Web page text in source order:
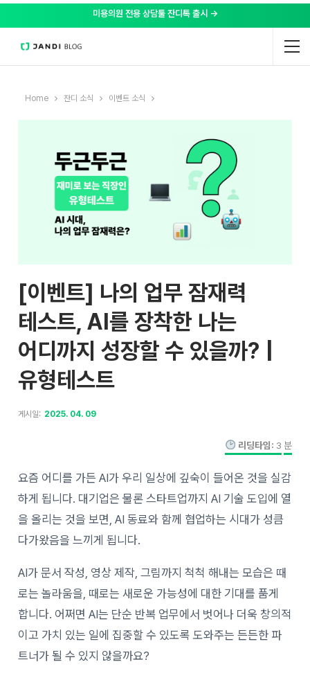
미용의원 전용 상담툴 잔디톡 출시 →
Home 잔디 소식 이벤트 소식
[이벤트] 나의 업무 잠재력
테스트, AI를 장착한 나는
어디까지 성장할 수 있을까? |
유형테스트
게시일: 2025. 04. 09
리딩타임: 3 분
요즘 어디를 가든 AI가 우리 일상에 깊숙이 들어온 것을 실감
하게 됩니다. 대기업은 물론 스타트업까지 AI 기술 도입에 열
을 올리는 것을 보면, AI 동료와 함께 협업하는 시대가 성큼
다가왔음을 느끼게 됩니다.
AI가 문서 작성, 영상 제작, 그림까지 척척 해내는 모습은 때
로는 놀라움을, 때로는 새로운 가능성에 대한 기대를 품게
합니다. 어쩌면 AI는 단순 반복 업무에서 벗어나 더욱 창의적
이고 가치 있는 일에 집중할 수 있도록 도와주는 든든한 파
트너가 될 수 있지 않을까요?